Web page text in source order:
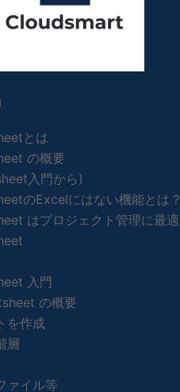
とは
の概要
入門から)
のExcelにはない機能とは？
はプロジェクト管理に最適
入門
の概要
を作成
層
ァイル等